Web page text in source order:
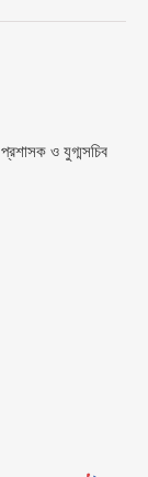
ও যুগ্মসচিব